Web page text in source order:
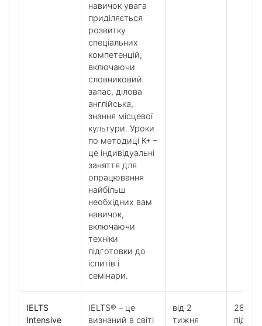
навичок увага
приділяється
розвитку
спеціальних
компетенцій,
включаючи
словниковий
запас, ділова
англійська,
знання місцевої
культури. Уроки
по методиці К+ –
це індивідуальні
заняття для
опрацювання
найбільш
необхідних вам
навичок,
включаючи
техніки
підготовки до
іспитів і
семінари.
IELTS
Intensive
IELTS® – це
визнаний в світі
від 2
тижня
28